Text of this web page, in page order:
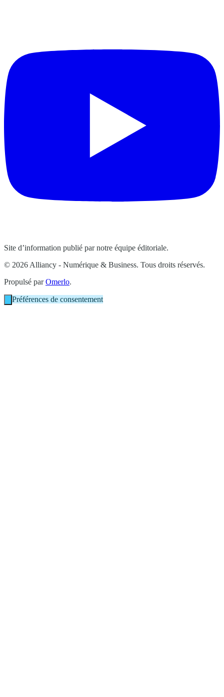
Site d’information publié par notre équipe éditoriale.
© 2026 Alliancy - Numérique & Business. Tous droits réservés.
Propulsé parOmerlo.
Préférences de consentement